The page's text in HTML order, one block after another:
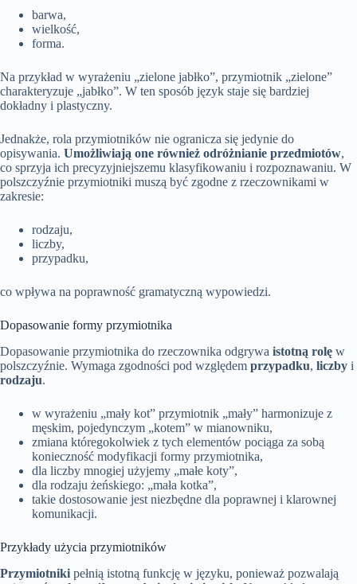
barwa,
wielkość,
forma.
Na przykład w wyrażeniu „zielone jabłko”, przymiotnik „zielone”
charakteryzuje „jabłko”. W ten sposób język staje się bardziej
dokładny i plastyczny.
Jednakże, rola przymiotników nie ogranicza się jedynie do
opisywania. Umożliwiają one również odróżnianie przedmiotów,
co sprzyja ich precyzyjniejszemu klasyfikowaniu i rozpoznawaniu. W
polszczyźnie przymiotniki muszą być zgodne z rzeczownikami w
zakresie:
rodzaju,
liczby,
przypadku,
co wpływa na poprawność gramatyczną wypowiedzi.
Dopasowanie formy przymiotnika
Dopasowanie przymiotnika do rzeczownika odgrywa istotną rolę w
polszczyźnie. Wymaga zgodności pod względem przypadku, liczby i
rodzaju.
w wyrażeniu „mały kot” przymiotnik „mały” harmonizuje z
męskim, pojedynczym „kotem” w mianowniku,
zmiana któregokolwiek z tych elementów pociąga za sobą
konieczność modyfikacji formy przymiotnika,
dla liczby mnogiej użyjemy „małe koty”,
dla rodzaju żeńskiego: „mała kotka”,
takie dostosowanie jest niezbędne dla poprawnej i klarownej
komunikacji.
Przykłady użycia przymiotników
Przymiotniki pełnią istotną funkcję w języku, ponieważ pozwalają